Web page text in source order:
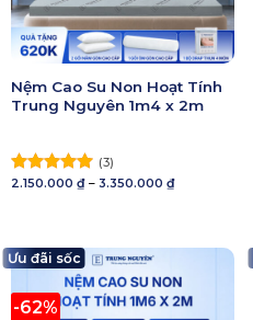
Nệm Cao Su Non Hoạt Tính
Trung Nguyên 1m4 x 2m
Được xếp
(3)
2.150.000 ₫ – 3.350.000 ₫Khoảng
giá:
-62%
Ưu đãi sốc